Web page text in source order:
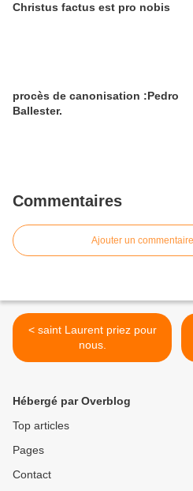
Christus factus est pro nobis
procès de canonisation :Pedro
Ballester.
Commentaires
Ajouter un commentaire
< saint Laurent priez pour
nous.
Hébergé par Overblog
Top articles
Pages
Contact